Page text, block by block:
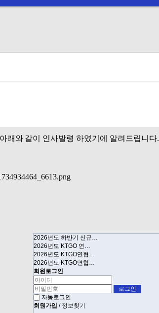
래와 같이 인사발령 하였기에 알려드립니다.
2026년도 하반기 신규…
2026년도 KTGO 연…
2026년도 KTGO연협…
2026년도 KTGO연협…
회원로그인
자동로그인
회원가입 / 정보찾기